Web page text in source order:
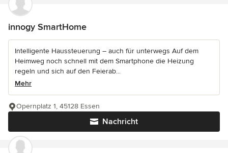
innogy SmartHome
Intelligente Haussteuerung – auch für unterwegs Auf dem
Heimweg noch schnell mit dem Smartphone die Heizung
regeln und sich auf den Feierab...
Mehr
Nachricht
Opernplatz 1, 45128 Essen